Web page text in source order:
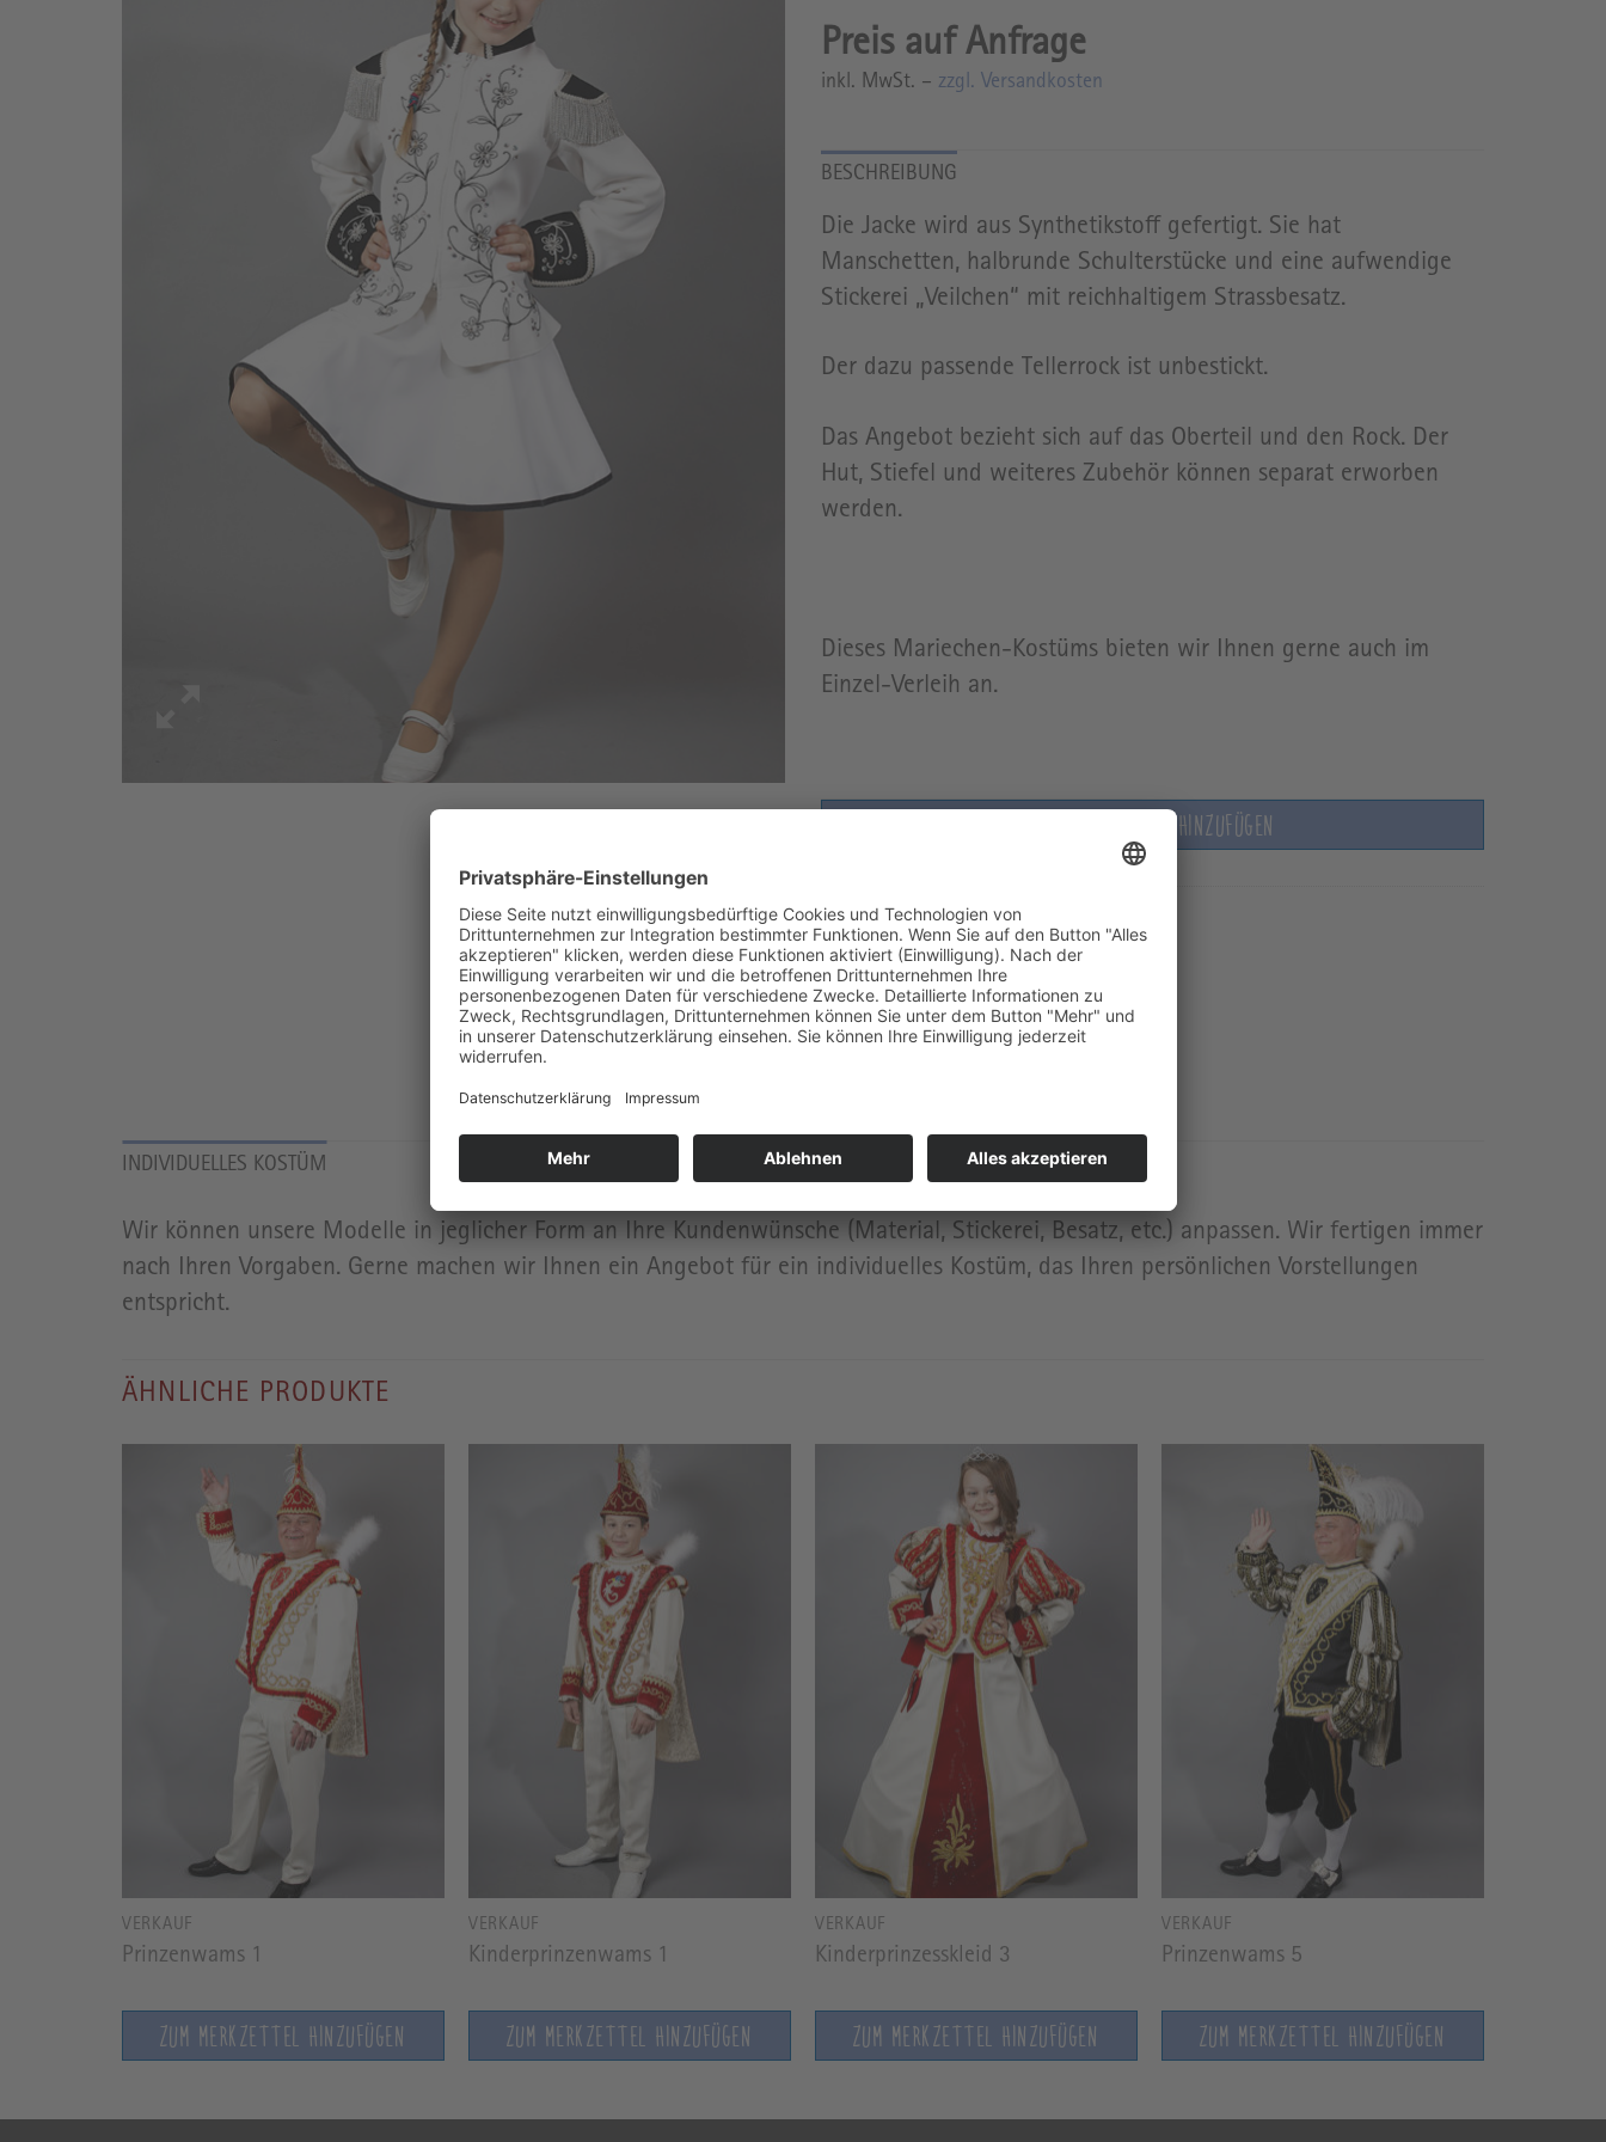
inkl. MwSt. – zzgl. Versandkosten
Die Jacke wird aus Synthetikstoff gefertigt. Sie hat
Manschetten, halbrunde Schulterstücke und eine aufwendige
Stickerei „Veilchen“ mit reichhaltigem Strassbesatz.
Der dazu passende Tellerrock ist unbestickt.
Das Angebot bezieht sich auf das Oberteil und den Rock. Der
Hut, Stiefel und weiteres Zubehör können separat erworben
werden.
Dieses Mariechen-Kostüms bieten wir Ihnen gerne auch im
Einzel-Verleih an.
ZUM MERKZETTEL HINZUFÜGEN
Artikelnummer:VK03-22
Sie wollen einen Artikel kaufen?
Informationen zur Maßanfertigung
INDIVIDUELLES KOSTÜM
Wir können unsere Modelle in jeglicher Form an Ihre Kundenwünsche (Material, Stickerei, Besatz, etc.) anpassen. Wir fertigen immer
nach Ihren Vorgaben. Gerne machen wir Ihnen ein Angebot für ein individuelles Kostüm, das Ihren persönlichen Vorstellungen
entspricht.
ÄHNLICHE PRODUKTE
VERKAUF
Prinzenwams 1
ZUM MERKZETTEL HINZUFÜGEN
VERKAUF
Kinderprinzenwams 1
ZUM MERKZETTEL HINZUFÜGEN
VERKAUF
Kinderprinzesskleid 3
ZUM MERKZETTEL HINZUFÜGEN
VERKAUF
Prinzenwams 5
ZUM MERKZETTEL HINZUFÜGEN